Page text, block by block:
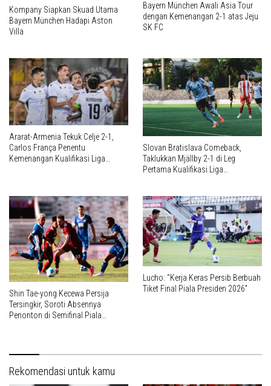
Kompany Siapkan Skuad Utama
Bayern München Hadapi Aston
Villa
Bayern München Awali Asia Tour
dengan Kemenangan 2-1 atas Jeju
SK FC
Ararat-Armenia Tekuk Celje 2-1,
Carlos França Penentu
Kemenangan Kualifikasi Liga
Slovan Bratislava Comeback,
Taklukkan Mjällby 2-1 di Leg
Pertama Kualifikasi Liga
Shin Tae-yong Kecewa Persija
Tersingkir, Soroti Absennya
Penonton di Semifinal Piala
Lucho: “Kerja Keras Persib Berbuah
Tiket Final Piala Presiden 2026”
Rekomendasi untuk kamu